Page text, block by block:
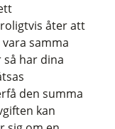
åter att
samma
så har dina
den summa
kan